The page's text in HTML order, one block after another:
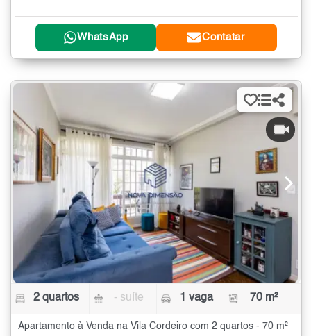
WhatsApp Contatar
2 quartos - suíte 1 vaga 70 m²
Apartamento à Venda na Vila Cordeiro com 2 quartos - 70 m²